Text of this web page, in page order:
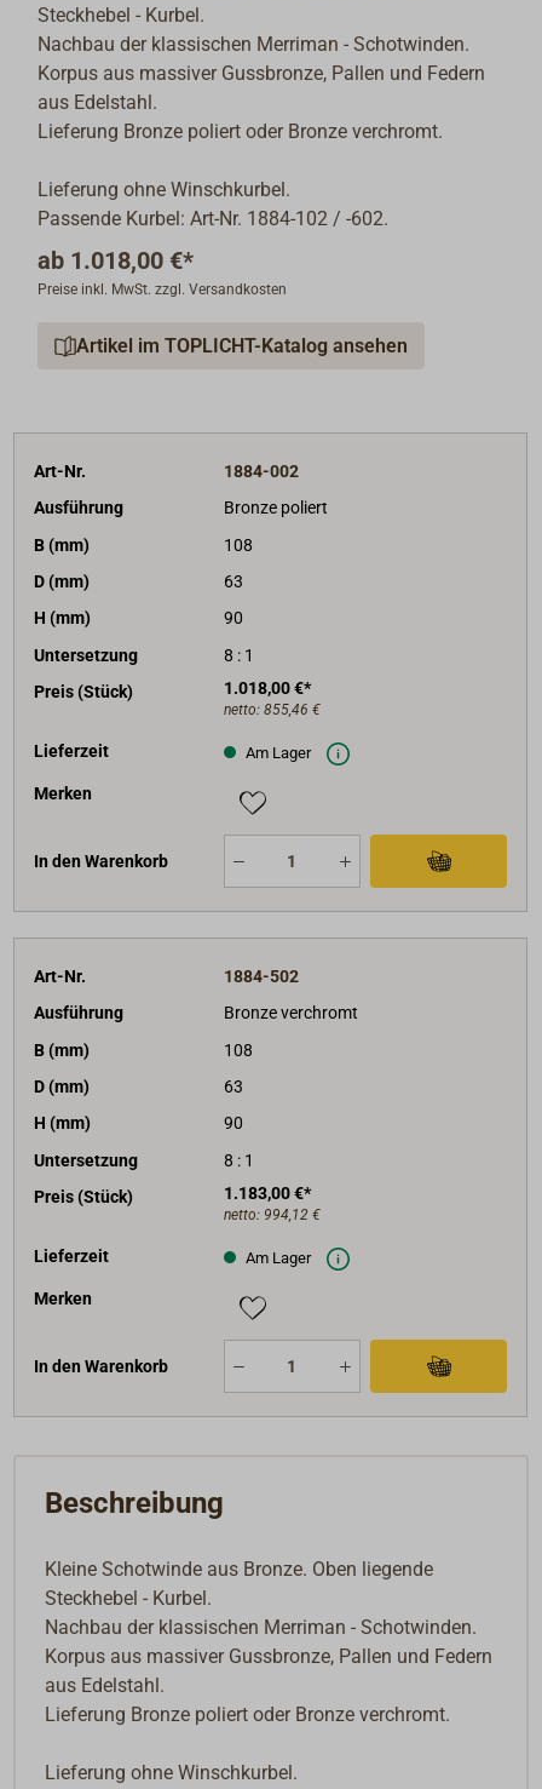
Steckhebel - Kurbel.
Nachbau der klassischen Merriman - Schotwinden.
Korpus aus massiver Gussbronze, Pallen und Federn
aus Edelstahl.
Lieferung Bronze poliert oder Bronze verchromt.
Lieferung ohne Winschkurbel.
Passende Kurbel: Art-Nr. 1884-102 / -602.
ab 1.018,00 €*
Preise inkl. MwSt. zzgl. Versandkosten
Artikel im TOPLICHT-Katalog ansehen
Art-Nr.
1884-002
Ausführung
Bronze poliert
B (mm)
108
D (mm)
63
H (mm)
90
Untersetzung
8 : 1
Preis (Stück)
1.018,00 €*
netto: 855,46 €
Lieferzeit Am Lager
Merken
In den Warenkorb
Art-Nr.
1884-502
Ausführung
Bronze verchromt
B (mm)
108
D (mm)
63
H (mm)
90
Untersetzung
8 : 1
Preis (Stück)
1.183,00 €*
netto: 994,12 €
Lieferzeit Am Lager
Merken
In den Warenkorb
Beschreibung
Kleine Schotwinde aus Bronze. Oben liegende
Steckhebel - Kurbel.
Nachbau der klassischen Merriman - Schotwinden.
Korpus aus massiver Gussbronze, Pallen und Federn
aus Edelstahl.
Lieferung Bronze poliert oder Bronze verchromt.
Lieferung ohne Winschkurbel.